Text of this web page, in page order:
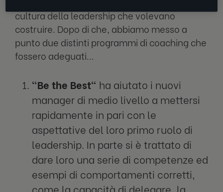
cultura della leadership che volevano
costruire. Dopo di che, abbiamo messo a
punto due distinti programmi di coaching che
fossero adeguati...
"Be the Best" ha aiutato i nuovi
manager di medio livello a mettersi
rapidamente in pari con le
aspettative del loro primo ruolo di
leadership. In parte si è trattato di
dare loro una serie di competenze ed
esempi di comportamenti corretti,
come la capacità di delegare, la